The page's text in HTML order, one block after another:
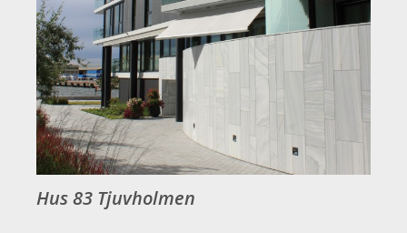
Hus 83 Tjuvholmen